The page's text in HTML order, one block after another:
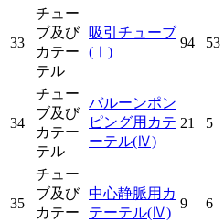
33
チュー
ブ及び
カテー
テル
吸引チューブ
(Ⅰ)
94 53
34
チュー
ブ及び
カテー
テル
バルーンポン
ピング用カテ
ーテル(Ⅳ)
21 5
35
チュー
ブ及び
カテー
中心静脈用カ
テーテル(Ⅳ)
9 6